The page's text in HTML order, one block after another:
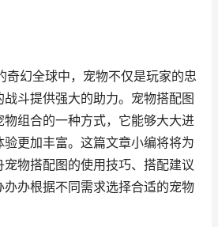
奇幻全球中，宠物不仅是玩家的忠
斗提供强大的助力。宠物搭配图
组合的一种方式，它能够大大进
更加丰富。这篇文章小编将将为
物搭配图的使用技巧、搭配建议
办根据不同需求选择合适的宠物